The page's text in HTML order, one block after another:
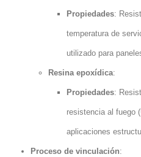
Propiedades:
temperatura de
utilizado para
Resina epoxídica:
Propiedades:
resistencia al fuego
aplicaciones
Proceso de vinculación: